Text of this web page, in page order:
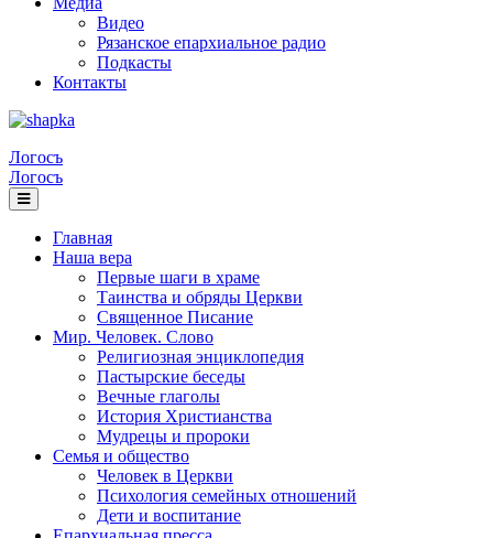
Видео
Рязанское епархиальное радио
Подкасты
Контакты
Логосъ
Логосъ
Главная
Наша вера
Первые шаги в храме
Таинства и обряды Церкви
Священное Писание
Мир. Человек. Слово
Религиозная энциклопедия
Пастырские беседы
Вечные глаголы
История Христианства
Мудрецы и пророки
Семья и общество
Человек в Церкви
Психология семейных отношений
Дети и воспитание